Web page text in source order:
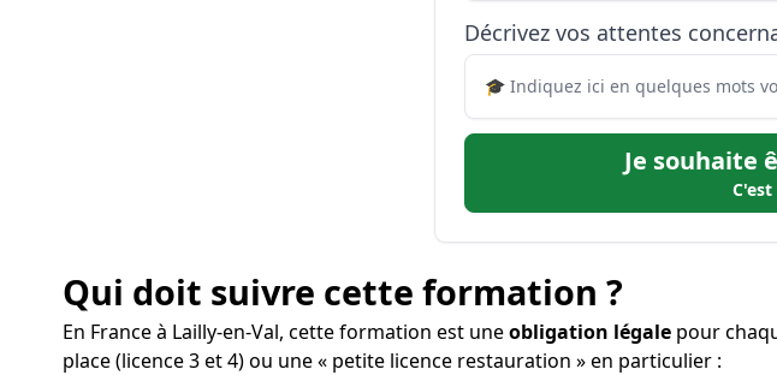
Décrivez vos attentes
Je souhaite
Qui doit suivre cette formation ?
En France à Lailly-en-Val, cette formation est uneobligation légale pour
place (licence 3 et 4) ou une « petite licence restauration » en particulier :